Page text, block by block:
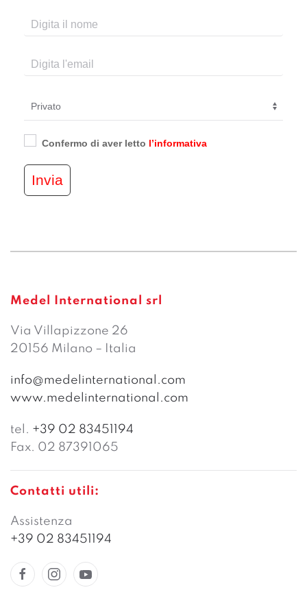
Confermo di aver letto l’informativa
Invia
Medel International srl
Via Villapizzone 26
20156 Milano – Italia
info@medelinternational.com
www.medelinternational.com
tel. +39 02 83451194
Fax. 02 87391065
Contatti utili:
Assistenza
+39 02 83451194